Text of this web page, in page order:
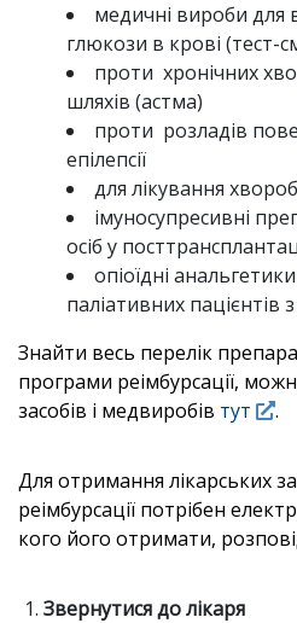
медичні вироби для
глюкози в крові (тест-
проти хронічних
шляхів (астма)
проти розладів
епілепсії
для лікування
імуносупресивні
осіб у
опіоїдні
паліативних пацієнтів
Знайти весь перелік
програми реімбурсації,
засобів і медвиробів тут .
Для отримання лікарських
реімбурсації потрібен
кого його отримати,
Звернутися до лікаря